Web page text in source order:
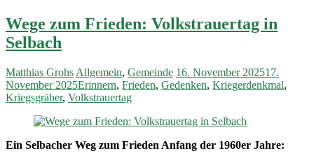
Wege zum Frieden: Volkstrauertag in
Selbach
Matthias Grohs Allgemein, Gemeinde 16. November 202517.
November 2025Erinnern, Frieden, Gedenken, Kriegerdenkmal,
Kriegsgräber, Volkstrauertag
Ein Selbacher Weg zum Frieden Anfang der 1960er Jahre: